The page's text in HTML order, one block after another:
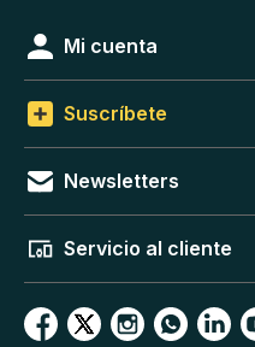
Mi cuenta
Suscríbete
Newsletters
Servicio al cliente